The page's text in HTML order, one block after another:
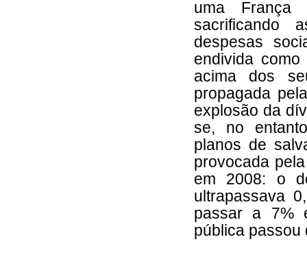
uma
sacrificando
despesas
endivida
acima dos
propagada
explosão da
se, no
planos de
provocada
em 2008: o
ultrapassava
passar a 7%
pública passou